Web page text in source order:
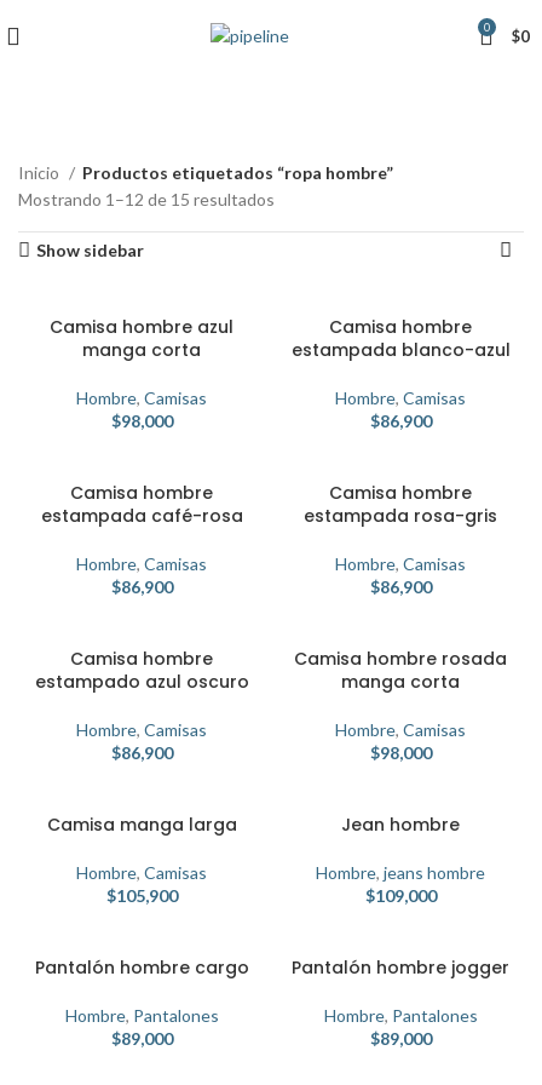
0 $0
Inicio
Productos etiquetados “ropa hombre”
Mostrando 1–12 de 15 resultados
Show sidebar
Camisa hombre azul
manga corta
Hombre, Camisas
$98,000
Camisa hombre
estampada blanco-azul
Hombre, Camisas
$86,900
Camisa hombre
estampada café-rosa
Hombre, Camisas
$86,900
Camisa hombre
estampada rosa-gris
Hombre, Camisas
$86,900
Camisa hombre
estampado azul oscuro
Hombre, Camisas
$86,900
Camisa hombre rosada
manga corta
Hombre, Camisas
$98,000
Camisa manga larga
Hombre, Camisas
$105,900
Jean hombre
Hombre, jeans hombre
$109,000
Pantalón hombre cargo
Hombre, Pantalones
$89,000
Pantalón hombre jogger
Hombre, Pantalones
$89,000